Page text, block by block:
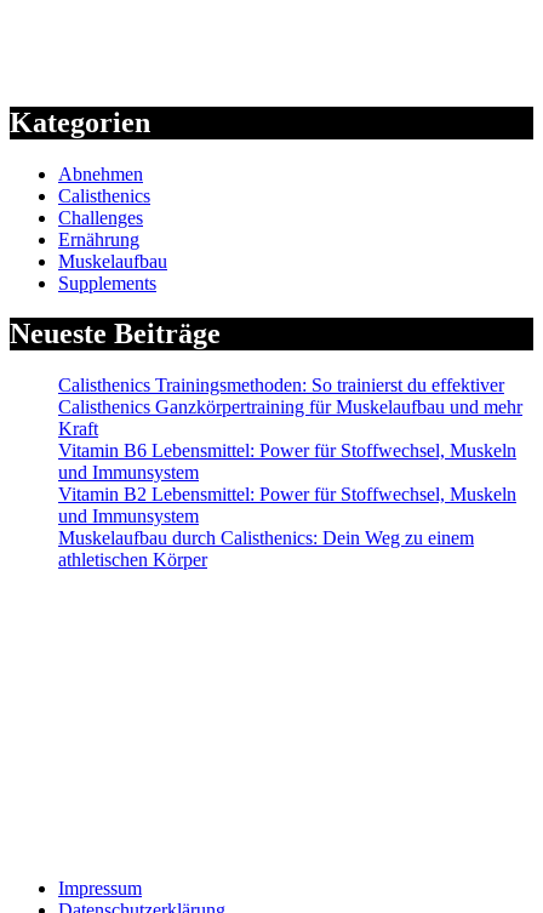
Kategorien
Abnehmen
Calisthenics
Challenges
Ernährung
Muskelaufbau
Supplements
Neueste Beiträge
Calisthenics Trainingsmethoden: So trainierst du effektiver
Calisthenics Ganzkörpertraining für Muskelaufbau und mehr
Kraft
Vitamin B6 Lebensmittel: Power für Stoffwechsel, Muskeln
und Immunsystem
Vitamin B2 Lebensmittel: Power für Stoffwechsel, Muskeln
und Immunsystem
Muskelaufbau durch Calisthenics: Dein Weg zu einem
athletischen Körper
Impressum